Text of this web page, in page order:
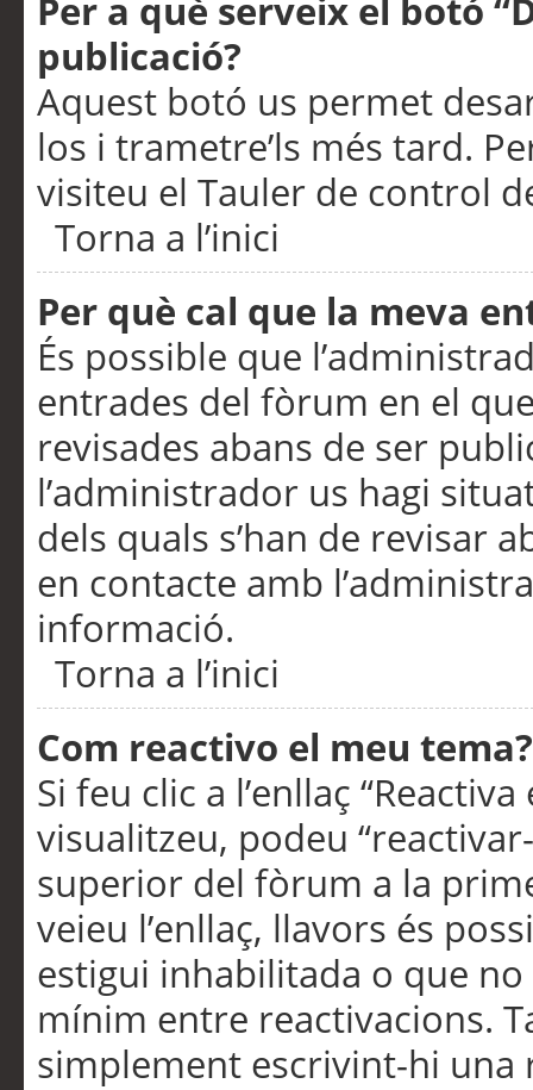
Per a què serveix el botó
publicació?
Aquest botó us permet
los i trametre’ls més tard.
visiteu el Tauler de control
Torna a l’inici
Per què cal que la meva
És possible que
entrades del fòrum en el
revisades abans de ser
l’administrador us hagi
dels quals s’han de revisar
en contacte amb
informació.
Torna a l’inici
Com reactivo el meu tema?
Si feu clic a l’enllaç
visualitzeu, podeu
superior del fòrum a la
veieu l’enllaç, llavors és
estigui inhabilitada o que
mínim entre reactivacions.
simplement escrivint-hi una